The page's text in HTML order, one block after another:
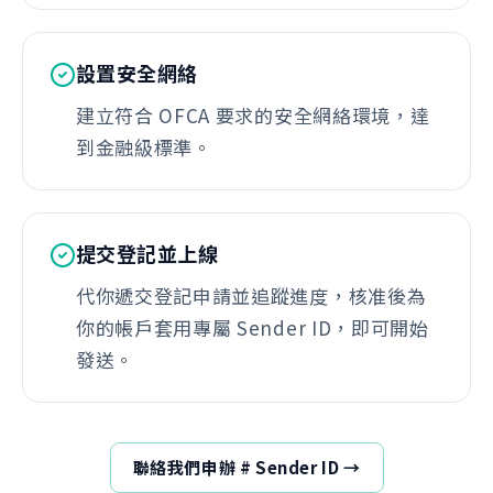
設置安全網絡
建立符合 OFCA 要求的安全網絡環境，達
到金融級標準。
提交登記並上線
代你遞交登記申請並追蹤進度，核准後為
你的帳戶套用專屬 Sender ID，即可開始
發送。
聯絡我們申辦 # Sender ID →